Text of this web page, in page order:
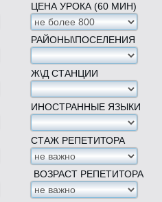
ЦЕНА УРОКА (60 МИН)
РАЙОНЫ\ПОСЕЛЕНИЯ
Ж\Д СТАНЦИИ
ИНОСТРАННЫЕ ЯЗЫКИ
СТАЖ РЕПЕТИТОРА
ВОЗРАСТ РЕПЕТИТОРА